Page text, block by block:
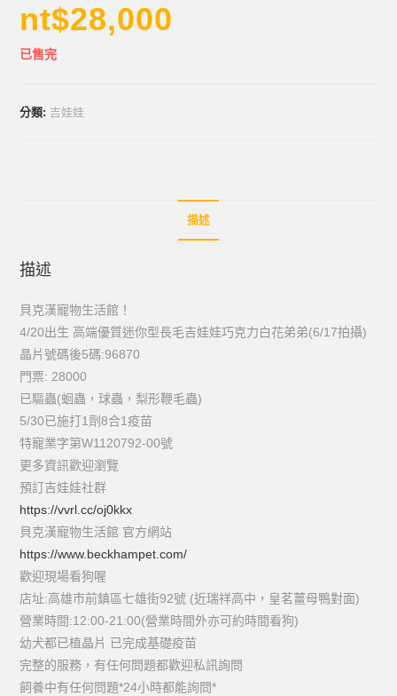
nt$28,000
已售完
分類: 吉娃娃
描述
描述
貝克漢寵物生活館！
4/20出生 高端優質迷你型長毛吉娃娃巧克力白花弟弟(6/17拍攝)
晶片號碼後5碼:96870
門票: 28000
已驅蟲(蛔蟲，球蟲，梨形鞭毛蟲)
5/30已施打1劑8合1疫苗
特寵業字第W1120792-00號
更多資訊歡迎瀏覽
預訂吉娃娃社群
https://vvrl.cc/oj0kkx
貝克漢寵物生活館 官方網站
https://www.beckhampet.com/
歡迎現場看狗喔
店址:高雄市前鎮區七雄街92號 (近瑞祥高中，皇茗薑母鴨對面)
營業時間:12:00-21:00(營業時間外亦可約時間看狗)
幼犬都已植晶片 已完成基礎疫苗
完整的服務，有任何問題都歡迎私訊詢問
飼養中有任何問題*24小時都能詢問*